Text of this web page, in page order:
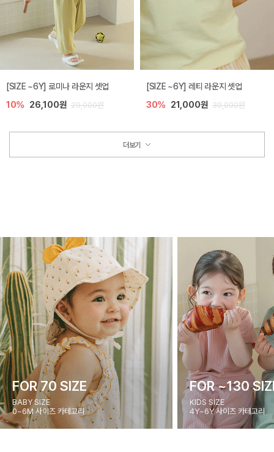
[SIZE ~6Y] 로미나 라운지 셋업
10% 26,100원 29,000원
[SIZE ~6Y] 레티 라운지 셋업
30% 21,000원 30,000원
더보기
FOR 70 SIZE
BABY SIZE
0~6M 사이즈 카테고리
FOR ~130
KIDS SIZE
4Y~6Y 사이즈 카테고리